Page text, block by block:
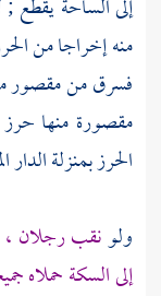
إلى الساحة
منه إخراجا من
فسرق من مقصور
مقصورة منها
الحرز بمنزلة
ولونقب رجلان ،
إلى السكة حملاه